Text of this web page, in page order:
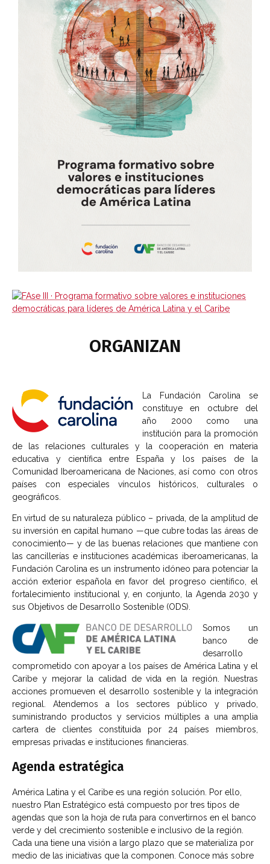
ORGANIZAN​
La Fundación Carolina se
constituye en octubre del
año 2000 como una
institución para la promoción
de las relaciones culturales y la cooperación en materia
educativa y científica entre España y los países de la
Comunidad Iberoamericana de Naciones, así como con otros
países con especiales vínculos históricos, culturales o
geográficos.
En virtud de su naturaleza público – privada, de la amplitud de
su inversión en capital humano —que cubre todas las áreas de
conocimiento— y de las buenas relaciones que mantiene con
las cancillerías e instituciones académicas iberoamericanas, la
Fundación Carolina es un instrumento idóneo para potenciar la
acción exterior española en favor del progreso científico, el
fortalecimiento institucional y, en conjunto, la Agenda 2030 y
sus Objetivos de Desarrollo Sostenible (ODS).
Somos un
banco de
desarrollo
comprometido con apoyar a los países de América Latina y el
Caribe y mejorar la calidad de vida en la región. Nuestras
acciones promueven el desarrollo sostenible y la integración
regional. Atendemos a los sectores público y privado,
suministrando productos y servicios múltiples a una amplia
cartera de clientes constituida por 24 países miembros,
empresas privadas e instituciones financieras.
Agenda estratégica
América Latina y el Caribe es una región solución. Por ello,
nuestro Plan Estratégico está compuesto por tres tipos de
agendas que son la hoja de ruta para convertirnos en el banco
verde y del crecimiento sostenible e inclusivo de la región.
Cada una tiene una visión a largo plazo que se materializa por
medio de las iniciativas que la componen. Conoce más sobre